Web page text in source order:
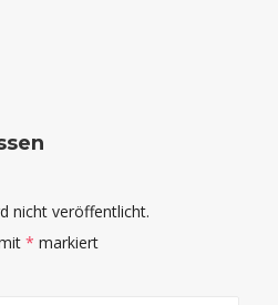
nicht veröffentlicht.
* markiert